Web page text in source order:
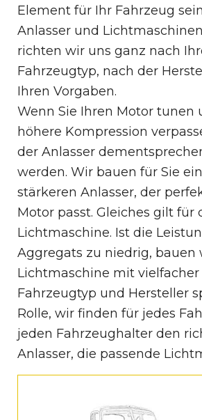
Element für Ihr Fahrzeug
Anlasser und
richten wir uns ganz nach
Fahrzeugtyp, nach der
Ihren Vorgaben.
Wenn Sie Ihren Motor tunen
höhere Kompression
der Anlasser
werden. Wir bauen für Sie
stärkeren Anlasser, der
Motor passt. Gleiches gilt für
Lichtmaschine. Ist die
Aggregats zu niedrig, bauen
Lichtmaschine mit vielfacher
Fahrzeugtyp und Hersteller
Rolle, wir finden für jedes
jeden Fahrzeughalter den
Anlasser, die passende